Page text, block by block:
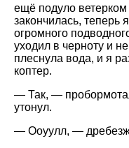
ещё подуло
закончилась, теперь
огромного
уходил в черноту и
плеснула вода, и я
коптер.
— Так, —
утонул.
— Ооуулл, —